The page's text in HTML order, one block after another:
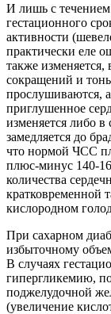
И лишь с
гестационного
активности
практически еле
также изменяется,
сокращений и
прослушиваются,
приглушенное
изменяется либо
замедляется до
что нормой ЧСС
плюс-минус 140-
количества
кратковременной
кислородном
При сахарном
избыточному
В случаях
гипергликемию,
поджелудочной
(увеличение